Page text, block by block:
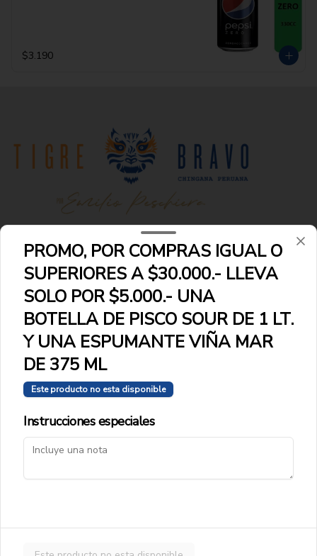
$3.190
Conócenos
¡Conócenos!
Términos y condiciones
Política de privacidad
Redes sociales
Instagram
Facebook
Mi cuenta
Iniciar sesión
PROMO, POR COMPRAS IGUAL O
SUPERIORES A $30.000.- LLEVA
SOLO POR $5.000.- UNA
BOTELLA DE PISCO SOUR DE 1 LT.
Y UNA ESPUMANTE VIÑA MAR
DE 375 ML
Este producto no esta disponible
Instrucciones especiales